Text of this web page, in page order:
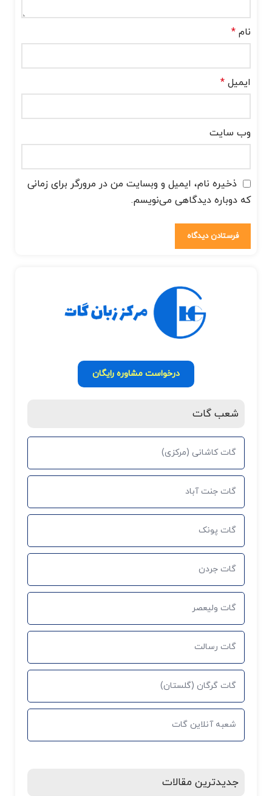
نام *
ایمیل *
وب‌ سایت
ذخیره نام، ایمیل و وبسایت من در مرورگر برای زمانی
که دوباره دیدگاهی می‌نویسم.
درخواست مشاوره رایگان
شعب گات
گات کاشانی (مرکزی)
گات جنت آباد
گات پونک
گات جردن
گات ولیعصر
گات رسالت
گات گرگان (گلستان)
شعبه آنلاین گات
جدیدترین مقالات